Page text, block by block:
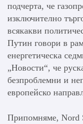
подчерта, че
изключително
всякакви
Путин говори в
енергетическа
„Новости“, че
безпроблемни и
европейско
Припомняме, Nord